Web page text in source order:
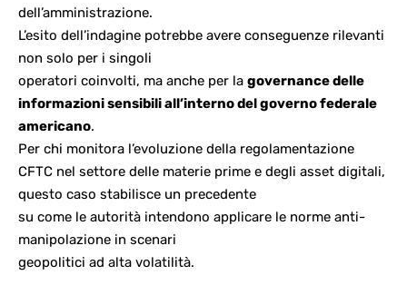
dell’amministrazione.
L’esito dell’indagine potrebbe avere conseguenze rilevanti
non solo per i singoli
operatori coinvolti, ma anche per la governance delle
informazioni sensibili all’interno del governo federale
americano.
Per chi monitora l’evoluzione della regolamentazione
CFTC nel settore delle materie prime e degli asset digitali,
questo caso stabilisce un precedente
su come le autorità intendono applicare le norme anti-
manipolazione in scenari
geopolitici ad alta volatilità.